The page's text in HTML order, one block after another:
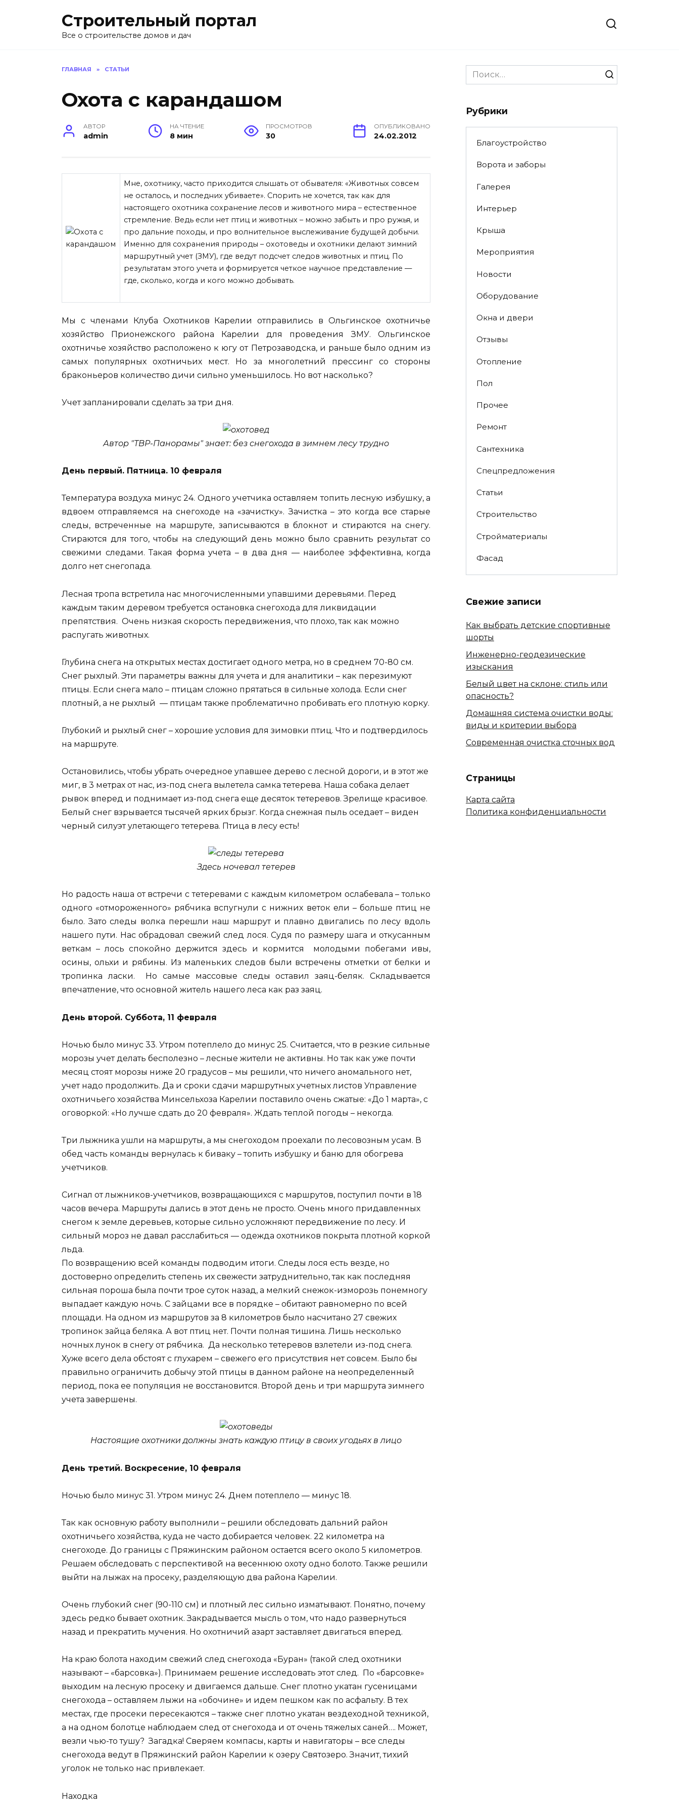
Строительный портал
Все о строительстве домов и дач
ГЛАВНАЯ » СТАТЬИ
Охота с карандашом
АВТОР
admin
НА ЧТЕНИЕ
8 мин
ПРОСМОТРОВ
30
ОПУБЛИКОВАНО
24.02.2012
Мне, охотнику, часто приходится слышать от обывателя: «Животных совсем
не осталось, и последних убиваете». Спорить не хочется, так как для
настоящего охотника сохранение лесов и животного мира – естественное
стремление. Ведь если нет птиц и животных – можно забыть и про ружья, и
про дальние походы, и про волнительное выслеживание будущей добычи.
Именно для сохранения природы – охотоведы и охотники делают зимний
маршрутный учет (ЗМУ), где ведут подсчет следов животных и птиц. По
результатам этого учета и формируется четкое научное представление —
где, сколько, когда и кого можно добывать.
Мы с членами Клуба Охотников Карелии отправились в Ольгинское охотничье
хозяйство Прионежского района Карелии для проведения ЗМУ. Ольгинское
охотничье хозяйство расположено к югу от Петрозаводска, и раньше было одним из
самых популярных охотничьих мест. Но за многолетний прессинг со стороны
браконьеров количество дичи сильно уменьшилось. Но вот насколько?
Учет запланировали сделать за три дня.
Автор "ТВР-Панорамы" знает: без снегохода в зимнем лесу трудно
День первый. Пятница. 10 февраля
Температура воздуха минус 24. Одного учетчика оставляем топить лесную избушку, а
вдвоем отправляемся на снегоходе на «зачистку». Зачистка – это когда все старые
следы, встреченные на маршруте, записываются в блокнот и стираются на снегу.
Стираются для того, чтобы на следующий день можно было сравнить результат со
свежими следами. Такая форма учета – в два дня — наиболее эффективна, когда
долго нет снегопада.
Лесная тропа встретила нас многочисленными упавшими деревьями. Перед
каждым таким деревом требуется остановка снегохода для ликвидации
препятствия. Очень низкая скорость передвижения, что плохо, так как можно
распугать животных.
Глубина снега на открытых местах достигает одного метра, но в среднем 70-80 см.
Снег рыхлый. Эти параметры важны для учета и для аналитики – как перезимуют
птицы. Если снега мало – птицам сложно прятаться в сильные холода. Если снег
плотный, а не рыхлый — птицам также проблематично пробивать его плотную корку.
Глубокий и рыхлый снег – хорошие условия для зимовки птиц. Что и подтвердилось
на маршруте.
Остановились, чтобы убрать очередное упавшее дерево с лесной дороги, и в этот же
миг, в 3 метрах от нас, из-под снега вылетела самка тетерева. Наша собака делает
рывок вперед и поднимает из-под снега еще десяток тетеревов. Зрелище красивое.
Белый снег взрывается тысячей ярких брызг. Когда снежная пыль оседает – виден
черный силуэт улетающего тетерева. Птица в лесу есть!
Здесь ночевал тетерев
Но радость наша от встречи с тетеревами с каждым километром ослабевала – только
одного «отмороженного» рябчика вспугнули с нижних веток ели – больше птиц не
было. Зато следы волка перешли наш маршрут и плавно двигались по лесу вдоль
нашего пути. Нас обрадовал свежий след лося. Судя по размеру шага и откусанным
веткам – лось спокойно держится здесь и кормится молодыми побегами ивы,
осины, ольхи и рябины. Из маленьких следов были встречены отметки от белки и
тропинка ласки. Но самые массовые следы оставил заяц-беляк. Складывается
впечатление, что основной житель нашего леса как раз заяц.
День второй. Суббота, 11 февраля
Ночью было минус 33. Утром потеплело до минус 25. Считается, что в резкие сильные
морозы учет делать бесполезно – лесные жители не активны. Но так как уже почти
месяц стоят морозы ниже 20 градусов – мы решили, что ничего аномального нет,
учет надо продолжить. Да и сроки сдачи маршрутных учетных листов Управление
охотничьего хозяйства Минсельхоза Карелии поставило очень сжатые: «До 1 марта», с
оговоркой: «Но лучше сдать до 20 февраля». Ждать теплой погоды – некогда.
Три лыжника ушли на маршруты, а мы снегоходом проехали по лесовозным усам. В
обед часть команды вернулась к биваку – топить избушку и баню для обогрева
учетчиков.
Сигнал от лыжников-учетчиков, возвращающихся с маршрутов, поступил почти в 18
часов вечера. Маршруты дались в этот день не просто. Очень много придавленных
снегом к земле деревьев, которые сильно усложняют передвижение по лесу. И
сильный мороз не давал расслабиться — одежда охотников покрыта плотной коркой
льда.
По возвращению всей команды подводим итоги. Следы лося есть везде, но
достоверно определить степень их свежести затруднительно, так как последняя
сильная пороша была почти трое суток назад, а мелкий снежок-изморозь понемногу
выпадает каждую ночь. С зайцами все в порядке – обитают равномерно по всей
площади. На одном из маршрутов за 8 километров было насчитано 27 свежих
тропинок зайца беляка. А вот птиц нет. Почти полная тишина. Лишь несколько
ночных лунок в снегу от рябчика. Да несколько тетеревов взлетели из-под снега.
Хуже всего дела обстоят с глухарем – свежего его присутствия нет совсем. Было бы
правильно ограничить добычу этой птицы в данном районе на неопределенный
период, пока ее популяция не восстановится. Второй день и три маршрута зимнего
учета завершены.
Настоящие охотники должны знать каждую птицу в своих угодьях в лицо
День третий. Воскресение, 10 февраля
Ночью было минус 31. Утром минус 24. Днем потеплело — минус 18.
Так как основную работу выполнили – решили обследовать дальний район
охотничьего хозяйства, куда не часто добирается человек. 22 километра на
снегоходе. До границы с Пряжинским районом остается всего около 5 километров.
Решаем обследовать с перспективой на весеннюю охоту одно болото. Также решили
выйти на лыжах на просеку, разделяющую два района Карелии.
Очень глубокий снег (90-110 см) и плотный лес сильно изматывают. Понятно, почему
здесь редко бывает охотник. Закрадывается мысль о том, что надо развернуться
назад и прекратить мучения. Но охотничий азарт заставляет двигаться вперед.
На краю болота находим свежий след снегохода «Буран» (такой след охотники
называют – «барсовка»). Принимаем решение исследовать этот след. По «барсовке»
выходим на лесную просеку и двигаемся дальше. Снег плотно укатан гусеницами
снегохода – оставляем лыжи на «обочине» и идем пешком как по асфальту. В тех
местах, где просеки пересекаются – также снег плотно укатан вездеходной техникой,
а на одном болотце наблюдаем след от снегохода и от очень тяжелых саней…. Может,
везли чью-то тушу? Загадка! Сверяем компасы, карты и навигаторы – все следы
снегохода ведут в Пряжинский район Карелии к озеру Святозеро. Значит, тихий
уголок не только нас привлекает.
Находка
Search
for:
Рубрики
Благоустройство
Ворота и заборы
Галерея
Интерьер
Крыша
Мероприятия
Новости
Оборудование
Окна и двери
Отзывы
Отопление
Пол
Прочее
Ремонт
Сантехника
Спецпредложения
Статьи
Строительство
Стройматериалы
Фасад
Свежие записи
Как выбрать детские спортивные
шорты
Инженерно-геодезические
изыскания
Белый цвет на склоне: стиль или
опасность?
Домашняя система очистки воды:
виды и критерии выбора
Современная очистка сточных вод
Страницы
Карта сайта
Политика конфиденциальности